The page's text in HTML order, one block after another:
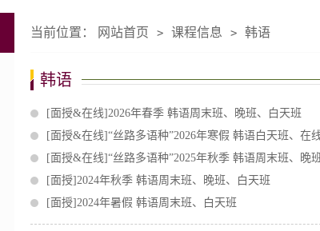
当前位置： 网站首页 > 课程信息 > 韩语
韩语
[面授&在线]2026年春季 韩语周末班、晚班、白天班
[面授&在线]“丝路多语种”2026年寒假 韩语白天班、在
[面授&在线]“丝路多语种”2025年秋季 韩语周末班、晚
[面授]2024年秋季 韩语周末班、晚班、白天班
[面授]2024年暑假 韩语周末班、白天班